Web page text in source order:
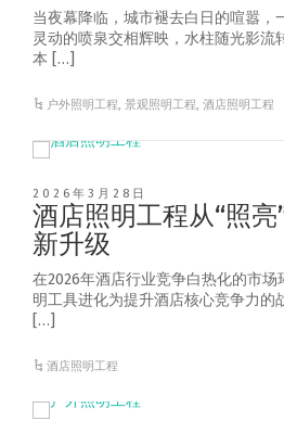
当夜幕降临，城市褪去白日的喧嚣，
灵动的喷泉交相辉映，水柱随光影流
本 […]
户外照明工程,景观照明工程,酒店照明工程
2026年3月28日
酒店照明工程从“照亮
新升级
在2026年酒店行业竞争白热化的市
明工具进化为提升酒店核心竞争力的
[…]
酒店照明工程